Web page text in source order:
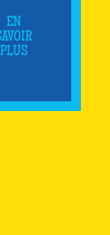
EN
PLUS